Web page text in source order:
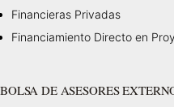
Financieras Privadas
Financiamiento Directo en
BOLSA DE ASESORES